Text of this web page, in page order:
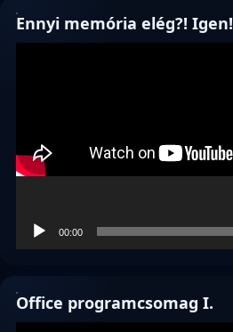
Ennyi memória elég?! Igen!
00:00
Office programcsomag I.